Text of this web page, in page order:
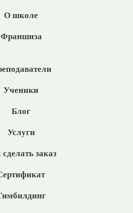
О школе
Франшиза
Ученики
Блог
Услуги
заказ